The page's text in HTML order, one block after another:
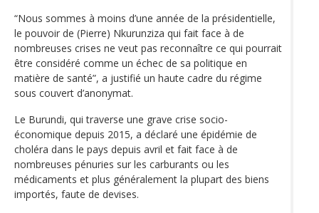
“Nous sommes à moins d’une année de la présidentielle,
le pouvoir de (Pierre) Nkurunziza qui fait face à de
nombreuses crises ne veut pas reconnaître ce qui pourrait
être considéré comme un échec de sa politique en
matière de santé”, a justifié un haute cadre du régime
sous couvert d’anonymat.
Le Burundi, qui traverse une grave crise socio-
économique depuis 2015, a déclaré une épidémie de
choléra dans le pays depuis avril et fait face à de
nombreuses pénuries sur les carburants ou les
médicaments et plus généralement la plupart des biens
importés, faute de devises.